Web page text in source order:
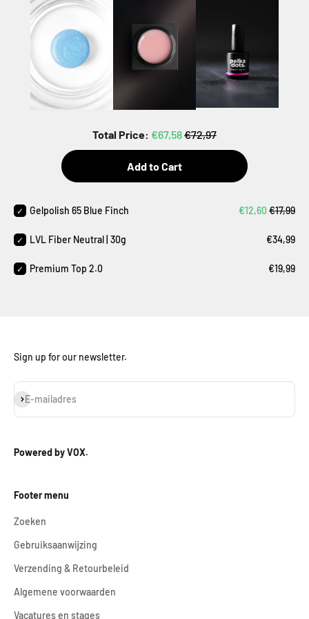
Total Price: €67,58€72,97
Add to Cart
Gelpolish 65 Blue Finch €12,60 €17,99
LVL Fiber Neutral | 30g €34,99
Premium Top 2.0 €19,99
Sign up for our newsletter.
E-mailadres
Abonneren
Powered by VOX.
Footer menu
Zoeken
Gebruiksaanwijzing
Verzending & Retourbeleid
Algemene voorwaarden
Vacatures en stages